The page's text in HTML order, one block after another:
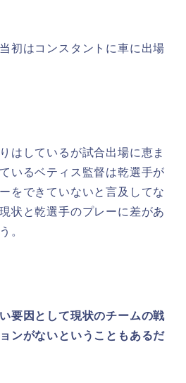
初はコンスタントに車に出場
はしているが試合出場に恵ま
いるベティス監督は乾選手が
をできていないと言及してな
状と乾選手のプレーに差があ
。
要因として現状のチームの戦
ンがないということもあるだ